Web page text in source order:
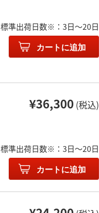
標準出荷日数※：3日～20日
カートに追加
¥36,300 (税込)
標準出荷日数※：3日～20日
カートに追加